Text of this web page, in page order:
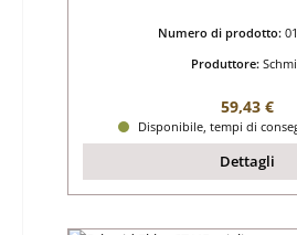
Numero di prodotto:
Produttore:
Prezzo
59,43 €
Disponibile, tempi di
Dettagli